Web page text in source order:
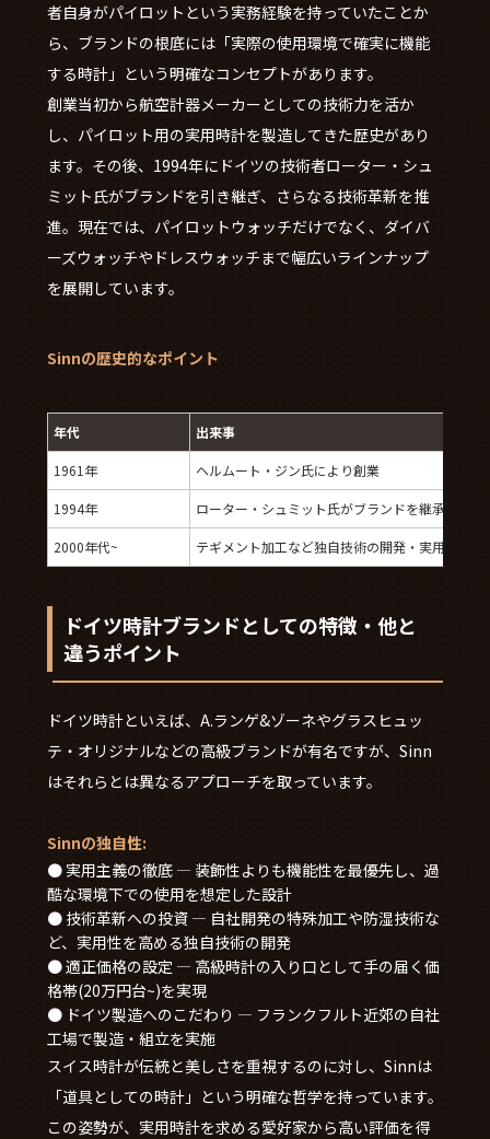
者自身がパイロットという実務経験を持っていたことか
ら、ブランドの根底には「実際の使用環境で確実に機能
する時計」という明確なコンセプトがあります。
創業当初から航空計器メーカーとしての技術力を活か
し、パイロット用の実用時計を製造してきた歴史があり
ます。その後、1994年にドイツの技術者ローター・シュ
ミット氏がブランドを引き継ぎ、さらなる技術革新を推
進。現在では、パイロットウォッチだけでなく、ダイバ
ーズウォッチやドレスウォッチまで幅広いラインナップ
を展開しています。
Sinnの歴史的なポイント
年代 出来事
1961年 ヘルムート・ジン氏により創業
1994年 ローター・シュミット氏がブランドを継承
2000年代~ テギメント加工など独自技術の開発・実用化
ドイツ時計ブランドとしての特徴・他と
違うポイント
ドイツ時計といえば、A.ランゲ&ゾーネやグラスヒュッ
テ・オリジナルなどの高級ブランドが有名ですが、Sinn
はそれらとは異なるアプローチを取っています。
Sinnの独自性:
● 実用主義の徹底 — 装飾性よりも機能性を最優先し、過
酷な環境下での使用を想定した設計
● 技術革新への投資 — 自社開発の特殊加工や防湿技術な
ど、実用性を高める独自技術の開発
● 適正価格の設定 — 高級時計の入り口として手の届く価
格帯(20万円台~)を実現
● ドイツ製造へのこだわり — フランクフルト近郊の自社
工場で製造・組立を実施
スイス時計が伝統と美しさを重視するのに対し、Sinnは
「道具としての時計」という明確な哲学を持っています。
この姿勢が、実用時計を求める愛好家から高い評価を得